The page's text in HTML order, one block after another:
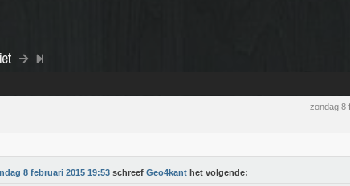
zondag 8
8 februari 2015 19:53 schreef Geo4kant het volgende: